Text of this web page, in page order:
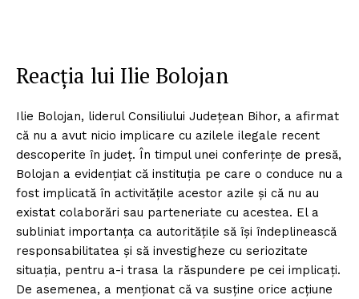
Reacția lui Ilie Bolojan
Ilie Bolojan, liderul Consiliului Județean Bihor, a afirmat
că nu a avut nicio implicare cu azilele ilegale recent
descoperite în județ. În timpul unei conferințe de presă,
Bolojan a evidențiat că instituția pe care o conduce nu a
fost implicată în activitățile acestor azile și că nu au
existat colaborări sau parteneriate cu acestea. El a
subliniat importanța ca autoritățile să își îndeplinească
responsabilitatea și să investigheze cu seriozitate
situația, pentru a-i trasa la răspundere pe cei implicați.
De asemenea, a menționat că va susține orice acțiune